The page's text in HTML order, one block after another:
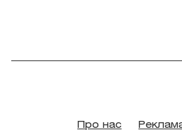
Про нас